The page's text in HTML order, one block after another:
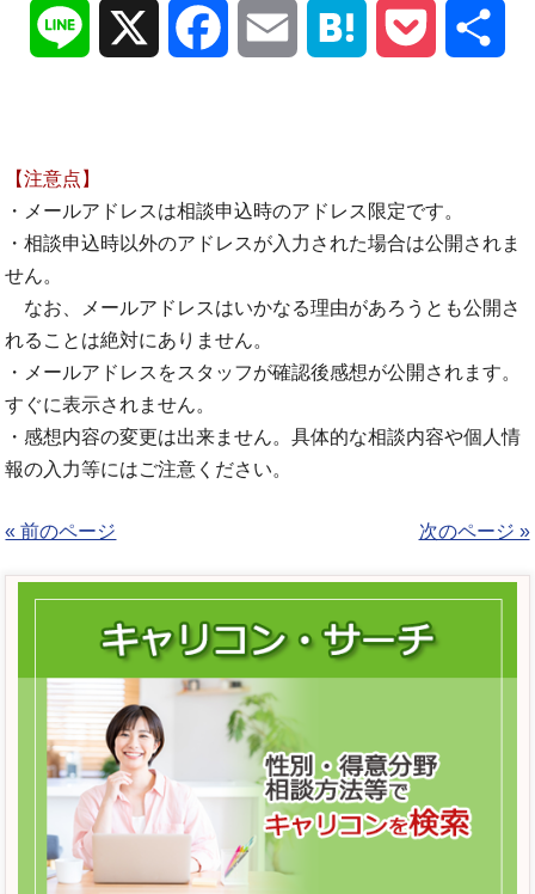
Line Facebook Email Hatena Pocket
【注意点】
・メールアドレスは相談申込時のアドレス限定です。
・相談申込時以外のアドレスが入力された場合は公開されま
せん。
なお、メールアドレスはいかなる理由があろうとも公開さ
れることは絶対にありません。
・メールアドレスをスタッフが確認後感想が公開されます。
すぐに表示されません。
・感想内容の変更は出来ません。具体的な相談内容や個人情
報の入力等にはご注意ください。
« 前のページ 次のページ »